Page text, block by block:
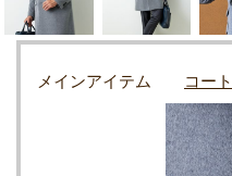
メインアイテム コート